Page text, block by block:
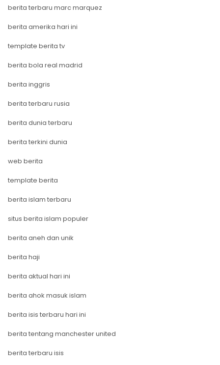
berita terbaru marc marquez
berita amerika hari ini
template berita tv
berita bola real madrid
berita inggris
berita terbaru rusia
berita dunia terbaru
berita terkini dunia
web berita
template berita
berita islam terbaru
situs berita islam populer
berita aneh dan unik
berita haji
berita aktual hari ini
berita ahok masuk islam
berita isis terbaru hari ini
berita tentang manchester united
berita terbaru isis